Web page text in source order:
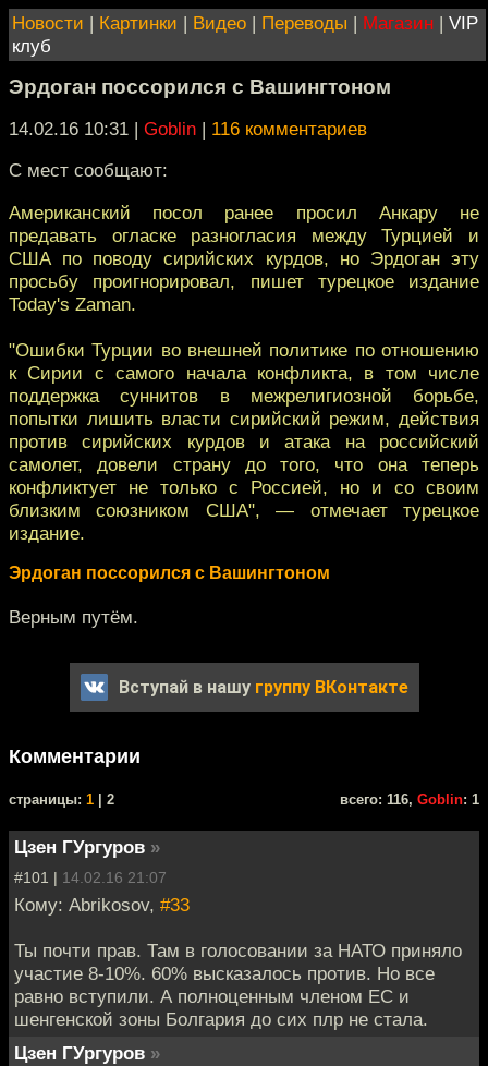
Новости | Картинки | Видео | Переводы | Магазин | VIP
клуб
Эрдоган поссорился с Вашингтоном
14.02.16 10:31 | Goblin | 116 комментариев
С мест сообщают:
Американский посол ранее просил Анкару не
предавать огласке разногласия между Турцией и
США по поводу сирийских курдов, но Эрдоган эту
просьбу проигнорировал, пишет турецкое издание
Today's Zaman.
"Ошибки Турции во внешней политике по отношению
к Сирии с самого начала конфликта, в том числе
поддержка суннитов в межрелигиозной борьбе,
попытки лишить власти сирийский режим, действия
против сирийских курдов и атака на российский
самолет, довели страну до того, что она теперь
конфликтует не только с Россией, но и со своим
близким союзником США", — отмечает турецкое
издание.
Эрдоган поссорился с Вашингтоном
Верным путём.
Вступай в нашу группу ВКонтакте
Комментарии
cтраницы: 1 | 2 всего: 116, Goblin: 1
Цзен ГУргуров »
#101 | 14.02.16 21:07
Кому: Abrikosov, #33
Ты почти прав. Там в голосовании за НАТО приняло
участие 8-10%. 60% высказалось против. Но все
равно вступили. А полноценным членом ЕС и
шенгенской зоны Болгария до сих плр не стала.
Цзен ГУргуров »